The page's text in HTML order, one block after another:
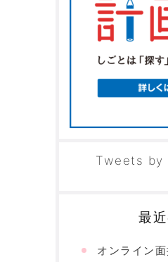
Tweets by
最
オンライン